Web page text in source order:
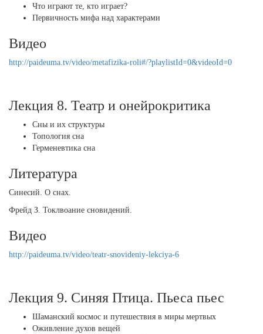
Что играют те, кто играет?
Первичность мифа над характерами
Видео
http://paideuma.tv/video/metafizika-roli#/?playlistId=0&videoId=0
Лекция 8. Театр и онейрокритика
Сны и их структуры
Топология сна
Герменевтика сна
Литература
Синесий. О снах.
Фрейд З. Токлвоание сновидений.
Видео
http://paideuma.tv/video/teatr-snovideniy-lekciya-6
Лекция 9. Синяя Птица. Пьеса пьес
Шаманский космос и путешествия в миры мертвых
Оживление духов вещей